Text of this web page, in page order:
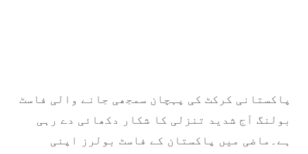
پاکستانی کرکٹ کی پہچان سمجھی جانے والی فاسٹ
بولنگ آج شدید تنزلی کا شکار دکھائی دے رہی
ہے۔ماضی میں پاکستان کے فاسٹ بولرز اپنی